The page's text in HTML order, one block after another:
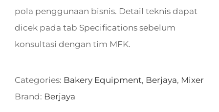
pola penggunaan bisnis. Detail teknis dapat
dicek pada tab Specifications sebelum
konsultasi dengan tim MFK.
Categories: Bakery Equipment, Berjaya, Mixer
Brand: Berjaya